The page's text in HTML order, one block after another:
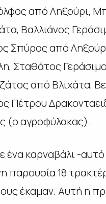
από Ληξούρι,
Βαλλιάνος
Σπύρος από
Σταθάτος
από Βλιχάτα,
Πέτρου
(ο αγροφύλακας).
ένα καρναβάλι -
παρουσία 18
έκαμαν. Αυτή η